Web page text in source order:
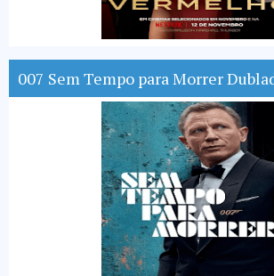
007 Sem Tempo para Morrer